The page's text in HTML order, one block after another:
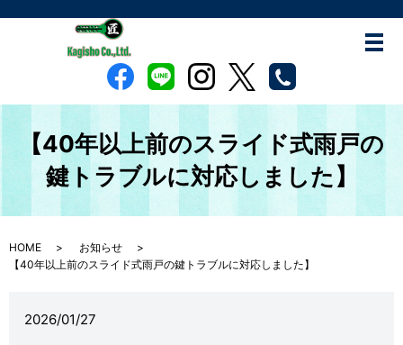
【40年以上前のスライド式雨戸の
鍵トラブルに対応しました】
HOME
お知らせ
【40年以上前のスライド式雨戸の鍵トラブルに対応しました】
2026/01/27